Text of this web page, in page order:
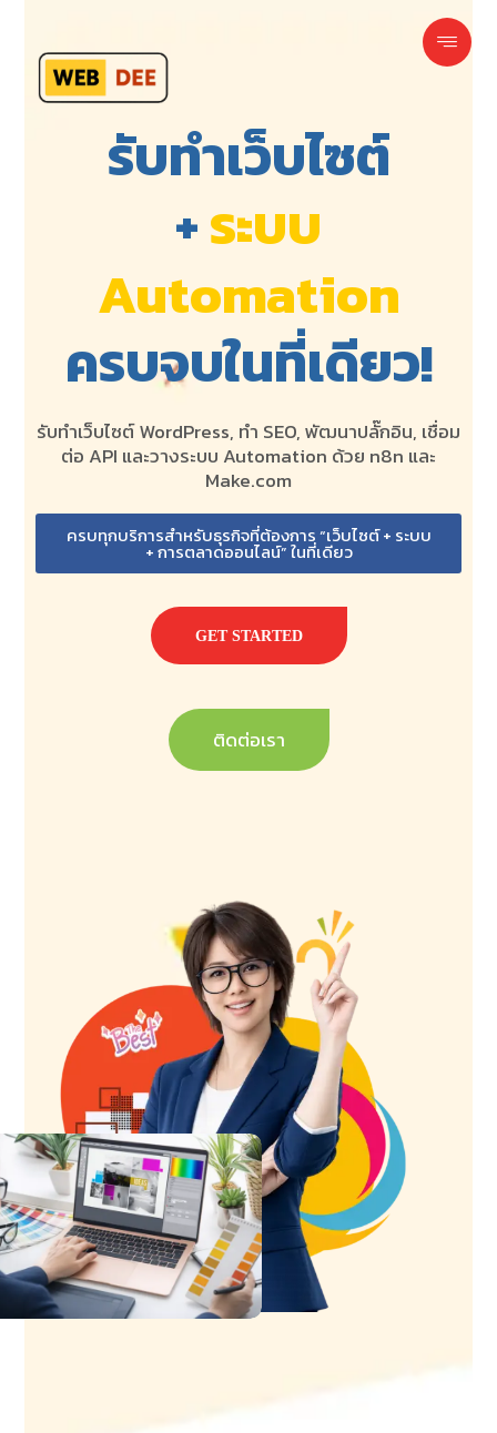
รับทำเว็บไซต์
+ระบบ
Automation
ครบจบในที่เดียว!
รับทำเว็บไซต์ WordPress, ทำ SEO, พัฒนาปลั๊กอิน, เชื่อม
ต่อ API และวางระบบ Automation ด้วย n8n และ
Make.com
ครบทุกบริการสำหรับธุรกิจที่ต้องการ “เว็บไซต์ + ระบบ
+ การตลาดออนไลน์” ในที่เดียว
GET STARTED
ติดต่อเรา